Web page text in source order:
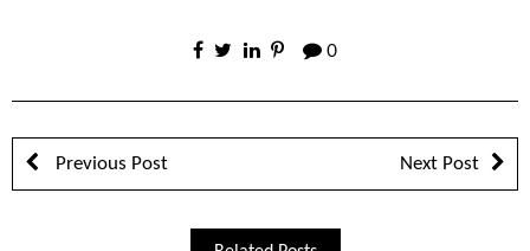
0
Previous Post Next Post